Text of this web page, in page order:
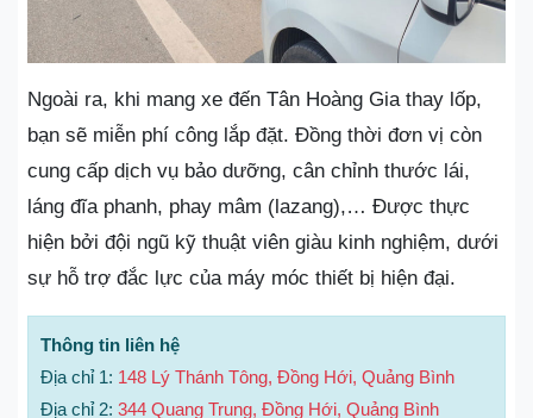
Ngoài ra, khi mang xe đến Tân Hoàng Gia thay lốp,
bạn sẽ miễn phí công lắp đặt. Đồng thời đơn vị còn
cung cấp dịch vụ bảo dưỡng, cân chỉnh thước lái,
láng đĩa phanh, phay mâm (lazang),… Được thực
hiện bởi đội ngũ kỹ thuật viên giàu kinh nghiệm, dưới
sự hỗ trợ đắc lực của máy móc thiết bị hiện đại.
Thông tin liên hệ
Địa chỉ 1: 148 Lý Thánh Tông, Đồng Hới, Quảng Bình
Địa chỉ 2: 344 Quang Trung, Đồng Hới, Quảng Bình